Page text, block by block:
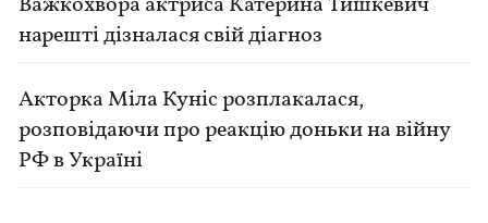
нарешті дізналася свій діагноз
Акторка Міла Куніс розплакалася,
розповідаючи про реакцію доньки на війну
РФ в Україні